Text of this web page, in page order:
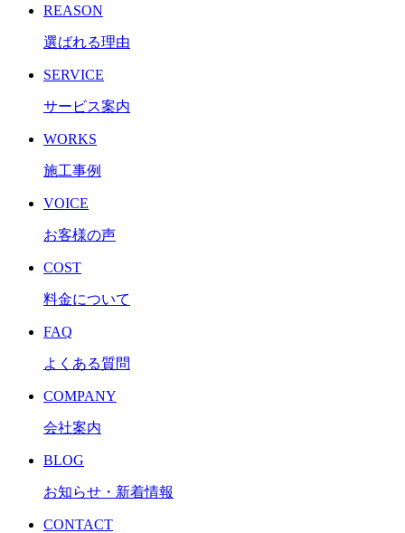
REASON
選ばれる理由
SERVICE
サービス案内
WORKS
施工事例
VOICE
お客様の声
COST
料金について
FAQ
よくある質問
COMPANY
会社案内
BLOG
お知らせ・新着情報
CONTACT